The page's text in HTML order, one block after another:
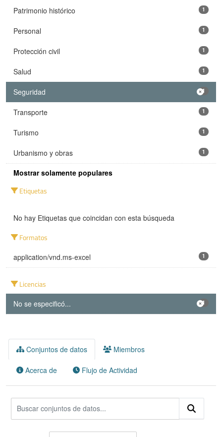
Patrimonio histórico 1
Personal 1
Protección civil 1
Salud 1
Seguridad 1
Transporte 1
Turismo 1
Urbanismo y obras 1
Mostrar solamente populares
Etiquetas
No hay Etiquetas que coincidan con esta búsqueda
Formatos
application/vnd.ms-excel 1
Licencias
No se especificó... 1
Conjuntos de datos Miembros
Acerca de Flujo de Actividad